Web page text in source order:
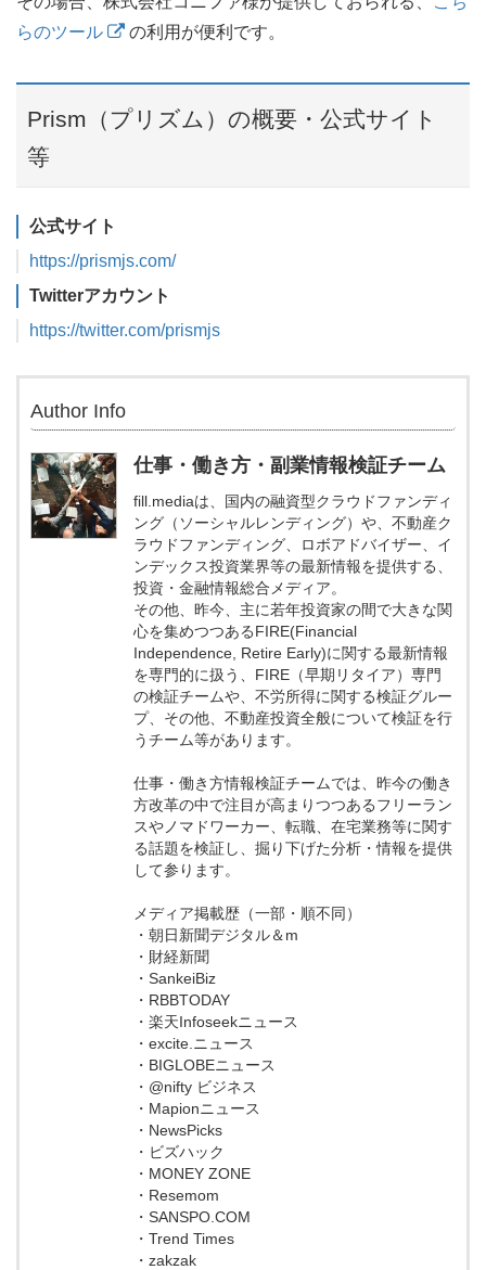
らのツール
の利用が便利です。
Prism（プリズム）の概要・公式サイト
等
公式サイト
https://prismjs.com/
Twitterアカウント
https://twitter.com/prismjs
Author Info
仕事・働き方・副業情報検証チーム
fill.mediaは、国内の融資型クラウドファンディ
ング（ソーシャルレンディング）や、不動産ク
ラウドファンディング、ロボアドバイザー、イ
ンデックス投資業界等の最新情報を提供する、
投資・金融情報総合メディア。
その他、昨今、主に若年投資家の間で大きな関
心を集めつつあるFIRE(Financial
Independence, Retire Early)に関する最新情報
を専門的に扱う、FIRE（早期リタイア）専門
の検証チームや、不労所得に関する検証グルー
プ、その他、不動産投資全般について検証を行
うチーム等があります。
仕事・働き方情報検証チームでは、昨今の働き
方改革の中で注目が高まりつつあるフリーラン
スやノマドワーカー、転職、在宅業務等に関す
る話題を検証し、掘り下げた分析・情報を提供
して参ります。
メディア掲載歴（一部・順不同）
・朝日新聞デジタル＆m
・財経新聞
・SankeiBiz
・RBBTODAY
・楽天Infoseekニュース
・excite.ニュース
・BIGLOBEニュース
・@nifty ビジネス
・Mapionニュース
・NewsPicks
・ビズハック
・MONEY ZONE
・Resemom
・SANSPO.COM
・Trend Times
・zakzak